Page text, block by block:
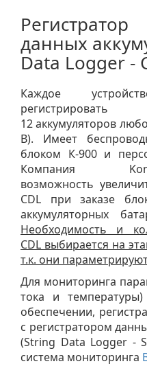
Регистратор
данных
Data Logger -
Каждое
12 аккумуляторов
В). Имеет
блоком К-900 и
Компания
возможность
CDL при заказе
аккумуляторных
Необходимость и
CDL выбирается на
т.к. они
Для мониторинга
тока и
обеспечении,
с регистратором
(String Data Logger -
система мониторинга